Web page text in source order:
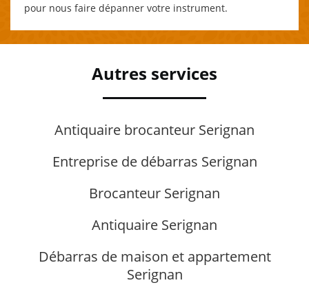
pour nous faire dépanner votre instrument.
Autres services
Antiquaire brocanteur Serignan
Entreprise de débarras Serignan
Brocanteur Serignan
Antiquaire Serignan
Débarras de maison et appartement
Serignan